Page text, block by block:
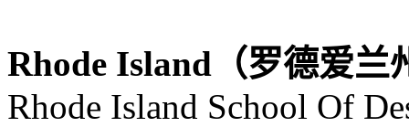
Rhode Island（罗德爱兰
Rhode Island School Of